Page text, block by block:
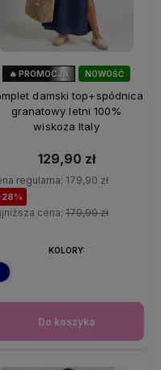
NOWOŚĆ
🔥 PROMOCJA
damski top+spódnica
granatowy letni 100%
wiskoza Italy
129,90 zł
regularna: 179,90 zł
cena: 179,90 zł
Do koszyka
KOLORY: